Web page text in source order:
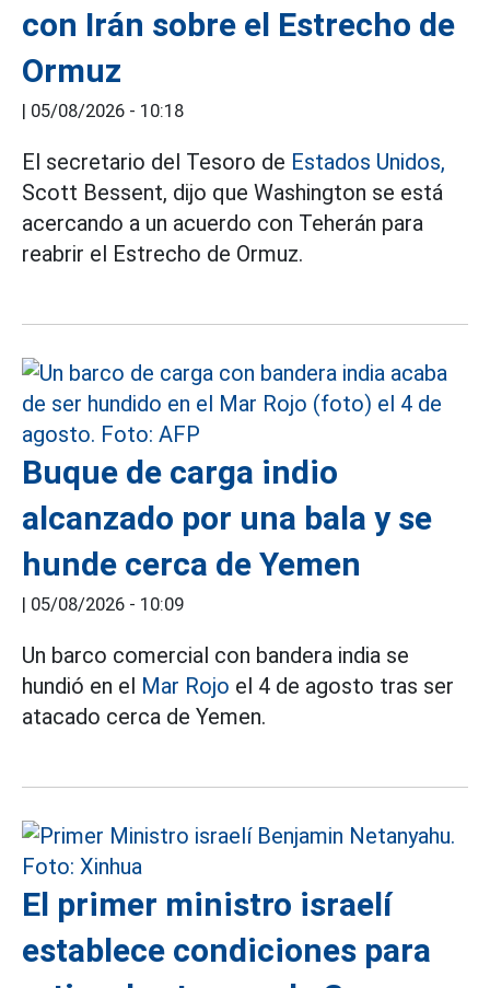
con Irán sobre el Estrecho de
Ormuz
| 05/08/2026 - 10:18
El secretario del Tesoro de Estados Unidos,
Scott Bessent, dijo que Washington se está
acercando a un acuerdo con Teherán para
reabrir el Estrecho de Ormuz.
Buque de carga indio
alcanzado por una bala y se
hunde cerca de Yemen
| 05/08/2026 - 10:09
Un barco comercial con bandera india se
hundió en el Mar Rojo el 4 de agosto tras ser
atacado cerca de Yemen.
El primer ministro israelí
establece condiciones para